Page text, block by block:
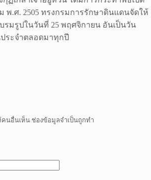
พ.ศ. 2505 ทรงกรมการรักษาดินแดนจัดให้
รมรูปในวันที่ 25 พฤศจิกายน อันเป็นวัน
ระจำตลอดมาทุกปี
คนอื่นเห็น ช่องข้อมูลจำเป็นถูกทำ